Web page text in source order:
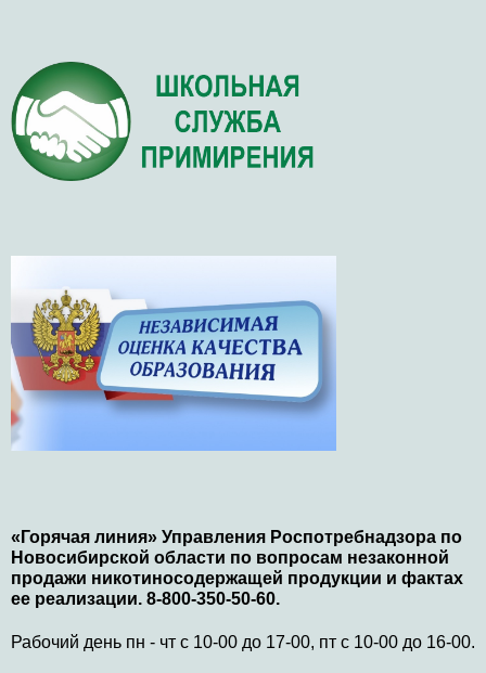
«Горячая линия» Управления Роспотребнадзора по
Новосибирской области по вопросам незаконной
продажи никотиносодержащей продукции и фактах
ее реализации. 8-800-350-50-60.
Рабочий день пн - чт с 10-00 до 17-00, пт с 10-00 до 16-00.